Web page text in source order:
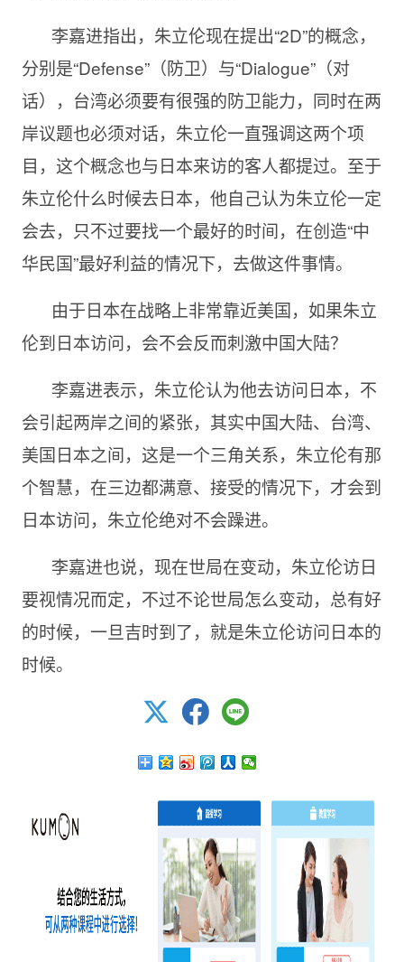
李嘉进指出，朱立伦现在提出“2D”的概念，
分别是“Defense”（防卫）与“Dialogue”（对
话），台湾必须要有很强的防卫能力，同时在两
岸议题也必须对话，朱立伦一直强调这两个项
目，这个概念也与日本来访的客人都提过。至于
朱立伦什么时候去日本，他自己认为朱立伦一定
会去，只不过要找一个最好的时间，在创造“中
华民国”最好利益的情况下，去做这件事情。
由于日本在战略上非常靠近美国，如果朱立
伦到日本访问，会不会反而刺激中国大陆？
李嘉进表示，朱立伦认为他去访问日本，不
会引起两岸之间的紧张，其实中国大陆、台湾、
美国日本之间，这是一个三角关系，朱立伦有那
个智慧，在三边都满意、接受的情况下，才会到
日本访问，朱立伦绝对不会躁进。
李嘉进也说，现在世局在变动，朱立伦访日
要视情况而定，不过不论世局怎么变动，总有好
的时候，一旦吉时到了，就是朱立伦访问日本的
时候。